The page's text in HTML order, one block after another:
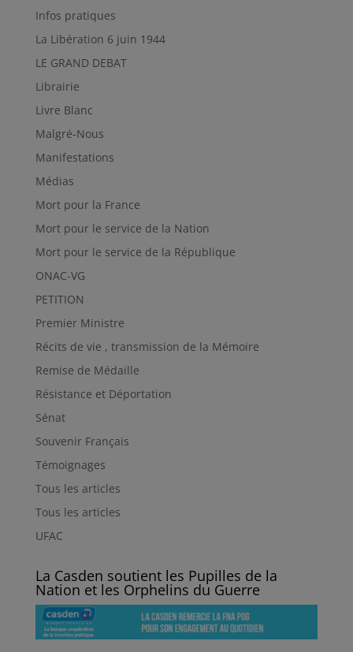
Infos pratiques
La Libération 6 juin 1944
LE GRAND DEBAT
Librairie
Livre Blanc
Malgré-Nous
Manifestations
Médias
Mort pour la France
Mort pour le service de la Nation
Mort pour le service de la République
ONAC-VG
PETITION
Premier Ministre
Récits de vie , transmission de la Mémoire
Remise de Médaille
Résistance et Déportation
Sénat
Souvenir Français
Témoignages
Tous les articles
Tous les articles
UFAC
La Casden soutient les Pupilles de la
Nation et les Orphelins du Guerre